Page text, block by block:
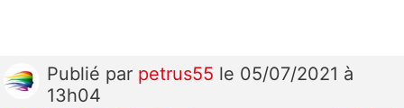
Publié par petrus55 le 05/07/2021 à
13h04